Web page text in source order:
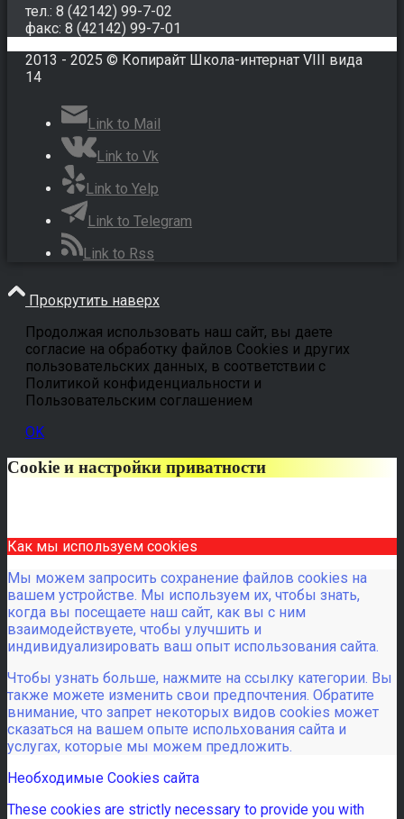
тел.: 8 (42142) 99-7-02
факс: 8 (42142) 99-7-01
2013 - 2025 © Копирайт Школа-интернат VIII вида
14
Link to Mail
Link to Vk
Link to Yelp
Link to Telegram
Link to Rss
Прокрутить наверх
Продолжая использовать наш сайт, вы даете
согласие на обработку файлов Cookies и других
пользовательских данных, в соответствии с
Политикой конфиденциальности и
Пользовательским соглашением
OK
Cookie и настройки приватности
Как мы используем cookies
Мы можем запросить сохранение файлов cookies на
вашем устройстве. Мы используем их, чтобы знать,
когда вы посещаете наш сайт, как вы с ним
взаимодействуете, чтобы улучшить и
индивидуализировать ваш опыт использования сайта.
Чтобы узнать больше, нажмите на ссылку категории. Вы
также можете изменить свои предпочтения. Обратите
внимание, что запрет некоторых видов cookies может
сказаться на вашем опыте испольхования сайта и
услугах, которые мы можем предложить.
Необходимые Cookies сайта
These cookies are strictly necessary to provide you with